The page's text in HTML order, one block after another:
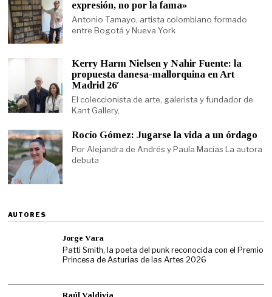
expresión, no por la fama»
Antonio Tamayo, artista colombiano formado
entre Bogotá y Nueva York
Kerry Harm Nielsen y Nahir Fuente: la
propuesta danesa-mallorquina en Art
Madrid 26′
El coleccionista de arte, galerista y fundador de
Kant Gallery,
Rocío Gómez: Jugarse la vida a un órdago
Por Alejandra de Andrés y Paula Macías La autora
debuta
AUTORES
Jorge Vara
Patti Smith, la poeta del punk reconocida con el Premio
Princesa de Asturias de las Artes 2026
Raúl Valdivia